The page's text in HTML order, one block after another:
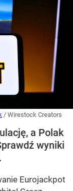
/ Wirestock Creators
a Polak
wyniki
Eurojackpot